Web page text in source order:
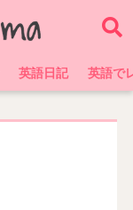
英語日記 英語で